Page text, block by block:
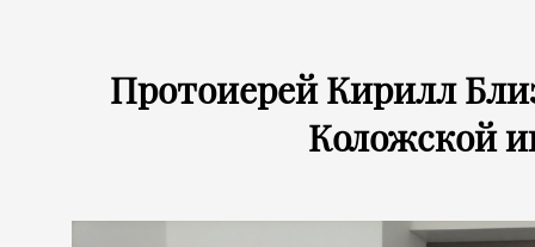
Протоиерей Кирилл
Коложской